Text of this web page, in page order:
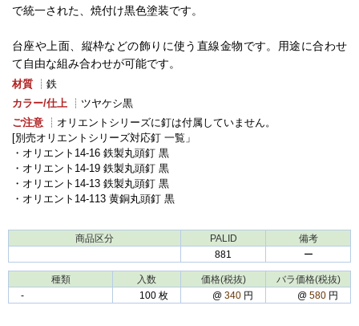
で統一された、焼付け黒色塗装です。
台座や上面、縦枠などの飾りに使う直線金物です。用途に合わせ
て自由な組み合わせが可能です。
材質
┊鉄
カラー/仕上
┊ツヤケシ黒
ご注意
┊オリエントシリーズに釘は付属していません。
[別売オリエントシリーズ対応釘 一覧」
・オリエント14-16 鉄製丸頭釘 黒
・オリエント14-19 鉄製丸頭釘 黒
・オリエント14-13 鉄製丸頭釘 黒
・オリエント14-113 黄銅丸頭釘 黒
商品区分 PALID
備考
881
ー
種類 入数 価格(税抜)
バラ価格(税抜)
‐
100 枚 @ 340 円 @ 580 円